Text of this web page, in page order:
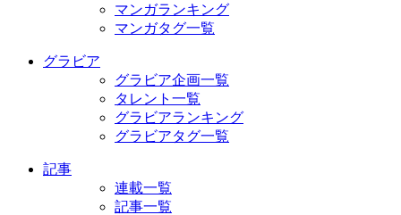
マンガランキング
マンガタグ一覧
グラビア
グラビア企画一覧
タレント一覧
グラビアランキング
グラビアタグ一覧
記事
連載一覧
記事一覧